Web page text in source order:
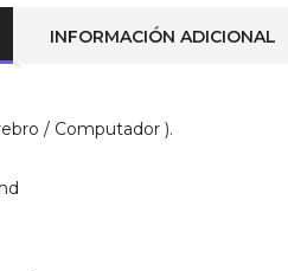
Wind
INFORMACIÓN ADICIONAL
/ Computador ).